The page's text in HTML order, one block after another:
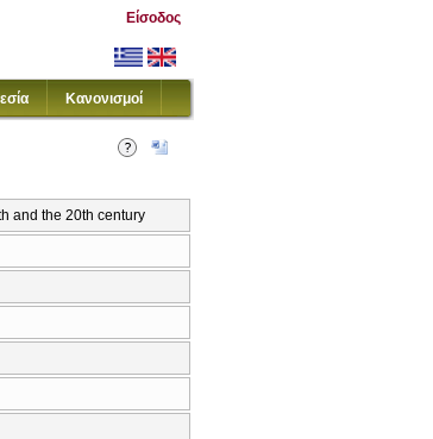
Είσοδος
Κανονισμοί
and the 20th century